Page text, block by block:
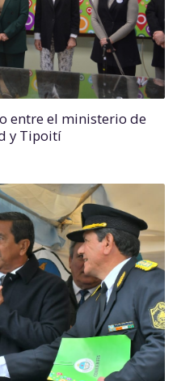
entre el ministerio de
y Tipoití